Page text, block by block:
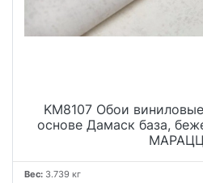
KM8107 Обои
основе Дамаск база,
Вес: 3.739 кг